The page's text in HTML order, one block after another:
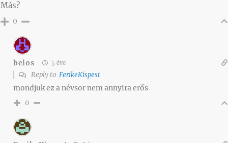
Más?
0
belos 5 éve
Reply to FerikeKispest
mondjuk ez a névsor nem annyira erős
0